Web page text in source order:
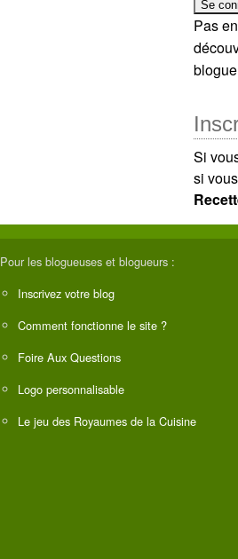
Pas
Si
si
Pour les blogueuses et blogueurs :
Inscrivez votre blog
Comment fonctionne le site ?
Foire Aux Questions
Logo personnalisable
Le jeu des Royaumes de la Cuisine